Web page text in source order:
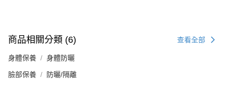
商品相關分類 (6) 查看全部
身體保養 身體防曬
臉部保養 防曬/隔離